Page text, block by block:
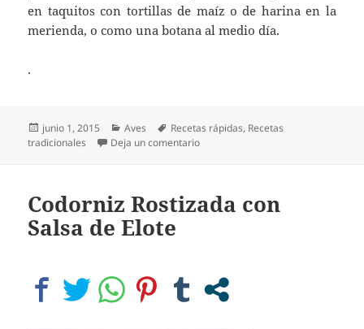
en taquitos con tortillas de maíz o de harina en la
merienda, o como una botana al medio día.
.
Publicado
el
junio 1, 2015 Categorías
Aves Etiquetas
Recetas rápidas, Recetas
tradicionales
Deja un comentarioen Estofado de Pollo
Codorniz Rostizada con
Salsa de Elote